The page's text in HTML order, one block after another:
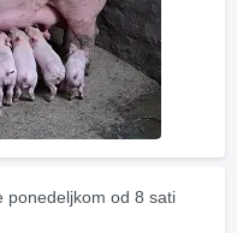
ponedeljkom od 8 sati